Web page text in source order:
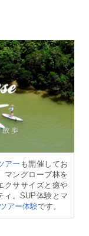
アー も開催してお
マングローブ林を
クササイズと癒や
ィ。SUP体験とマ
アー体験です。